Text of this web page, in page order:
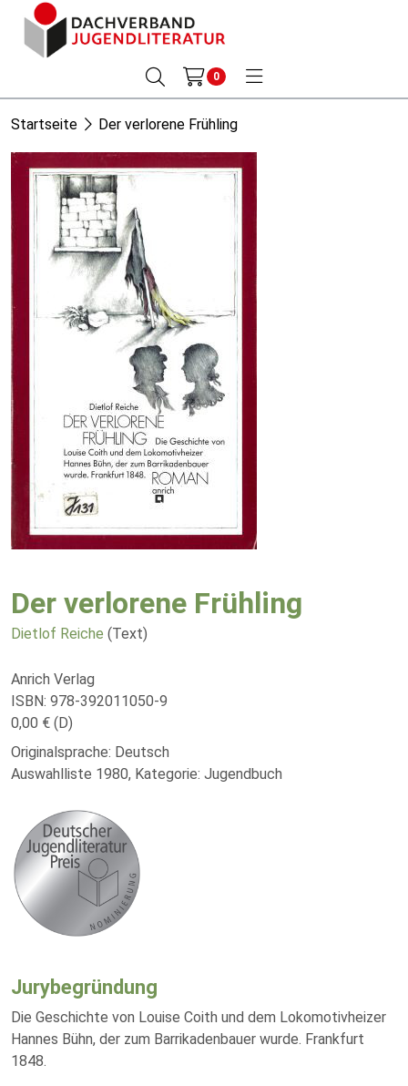
0
Startseite Der verlorene Frühling
Der verlorene Frühling
Dietlof Reiche (Text)
Anrich Verlag
ISBN: 978-392011050-9
0,00 € (D)
Originalsprache: Deutsch
Auswahlliste 1980, Kategorie: Jugendbuch
Jurybegründung
Die Geschichte von Louise Coith und dem Lokomotivheizer
Hannes Bühn, der zum Barrikadenbauer wurde. Frankfurt
1848.